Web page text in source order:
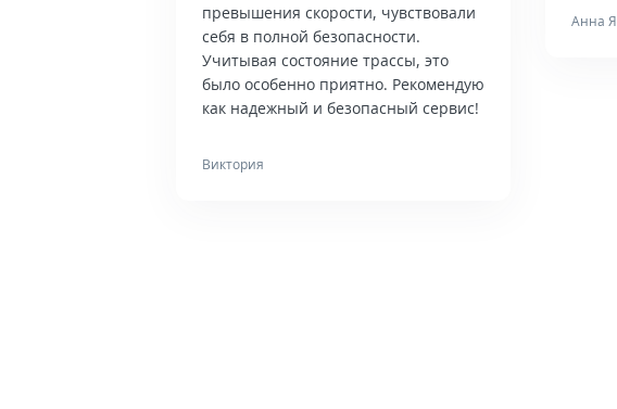
превышения скорости, чувствовали
себя в полной безопасности.
Учитывая состояние трассы, это
было особенно приятно. Рекомендую
как надежный и безопасный сервис!
Виктория
Анна